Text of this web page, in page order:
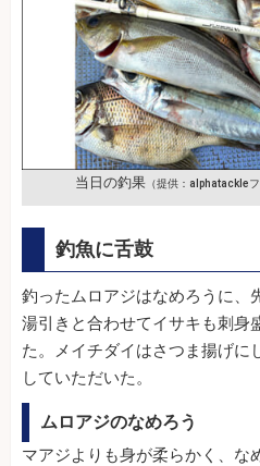
当日の釣果 （提供：alphatackle
釣魚に舌鼓
釣ったムロアジはなめろうに、
湯引きと合わせてイサキも刺身
た。メイチダイはさつま揚げに
していただいた。
ムロアジのなめろう
マアジよりも身が柔らかく、な